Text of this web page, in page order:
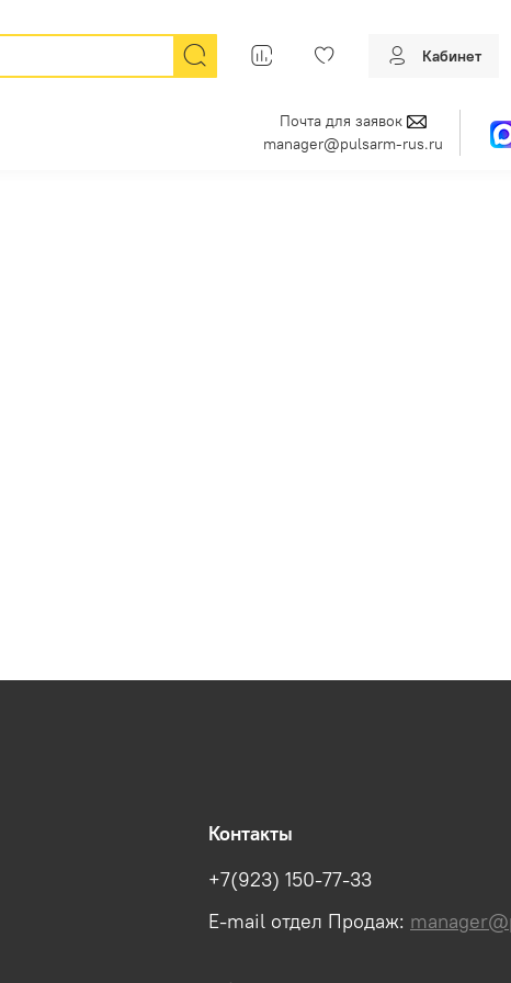
Кабинет
Почта для заявок
manager@pulsarm-rus.ru
Контакты
+7(923) 150-77-33
E-mail отдел Продаж: